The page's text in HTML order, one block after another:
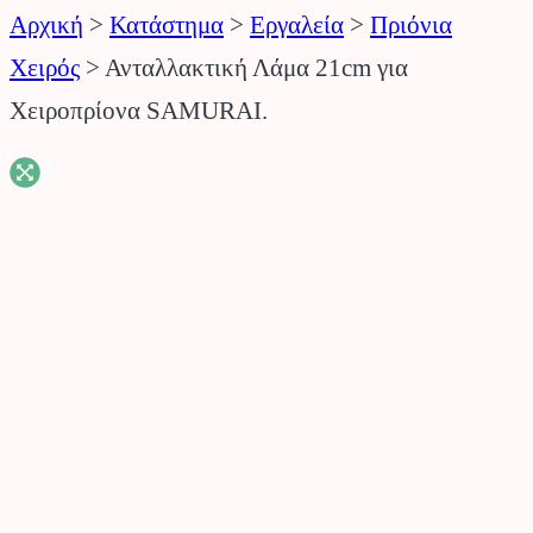
Αρχική > Κατάστημα > Εργαλεία > Πριόνια
Χειρός > Ανταλλακτική Λάμα 21cm για
Χειροπρίονα SAMURAI.